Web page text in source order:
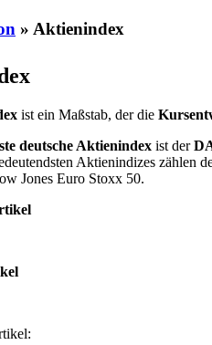
» Aktienindex
ist ein Maßstab, der die
deutsche Aktienindex ist der
Aktienin­dizes zählen
Jones Euro Stoxx 50.